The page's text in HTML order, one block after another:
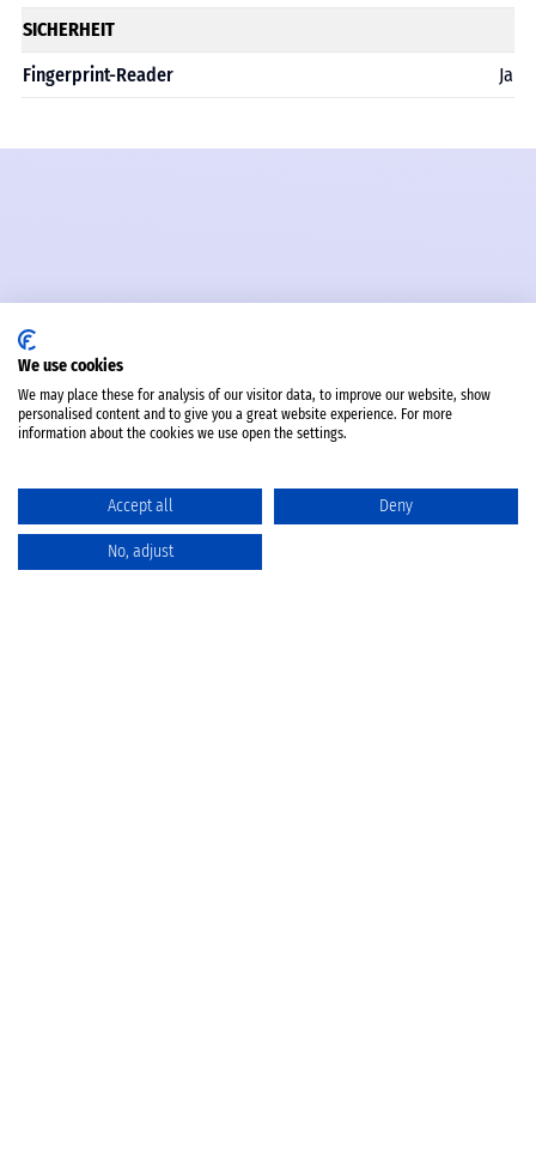
SICHERHEIT
Fingerprint-Reader
Ja
We use cookies
We may place these for analysis of our visitor data, to improve our website, show
personalised content and to give you a great website experience. For more
information about the cookies we use open the settings.
Accept all Deny
No, adjust